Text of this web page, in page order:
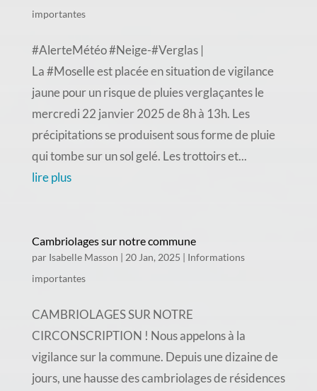
importantes
#AlerteMétéo #Neige-#Verglas |
La #Moselle est placée en situation de vigilance
jaune pour un risque de pluies verglaçantes le
mercredi 22 janvier 2025 de 8h à 13h. Les
précipitations se produisent sous forme de pluie
qui tombe sur un sol gelé. Les trottoirs et...
lire plus
Cambriolages sur notre commune
par Isabelle Masson | 20 Jan, 2025 | Informations
importantes
CAMBRIOLAGES SUR NOTRE
CIRCONSCRIPTION ! Nous appelons à la
vigilance sur la commune. Depuis une dizaine de
jours, une hausse des cambriolages de résidences